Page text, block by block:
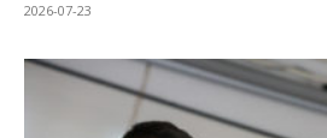
2026-07-23